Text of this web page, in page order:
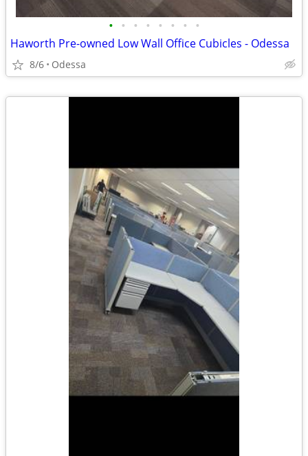
• • • • • • • •
Haworth Pre-owned Low Wall Office Cubicles - Odessa
8/6 Odessa